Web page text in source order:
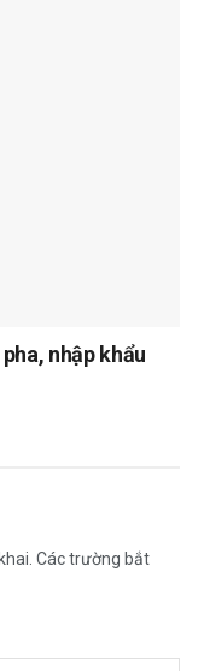
nhập khẩu
Các trường bắt